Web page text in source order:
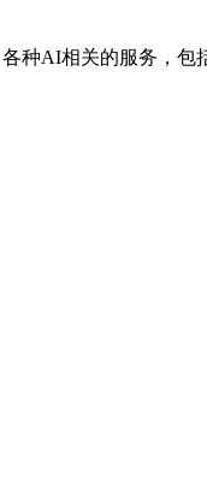
AI相关的服务，